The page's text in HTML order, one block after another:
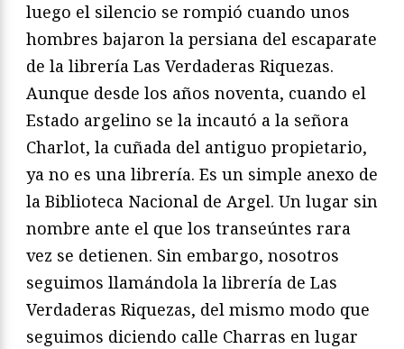
luego el silencio se rompió cuando unos
hombres bajaron la persiana del escaparate
de la librería Las Verdaderas Riquezas.
Aunque desde los años noventa, cuando el
Estado argelino se la incautó a la señora
Charlot, la cuñada del antiguo propietario,
ya no es una librería. Es un simple anexo de
la Biblioteca Nacional de Argel. Un lugar sin
nombre ante el que los transeúntes rara
vez se detienen. Sin embargo, nosotros
seguimos llamándola la librería de Las
Verdaderas Riquezas, del mismo modo que
seguimos diciendo calle Charras en lugar